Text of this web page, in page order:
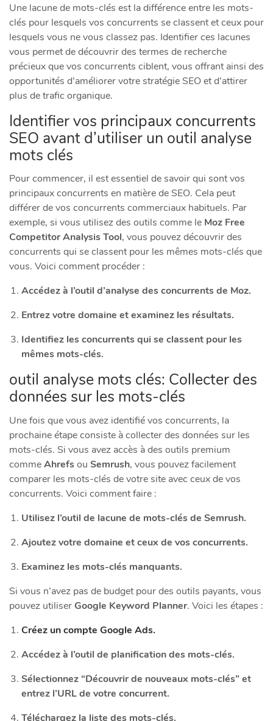
Une lacune de mots-clés est la différence entre les mots-
clés pour lesquels vos concurrents se classent et ceux pour
lesquels vous ne vous classez pas. Identifier ces lacunes
vous permet de découvrir des termes de recherche
précieux que vos concurrents ciblent, vous offrant ainsi des
opportunités d’améliorer votre stratégie SEO et d’attirer
plus de trafic organique.
Identifier vos principaux concurrents
SEO avant d’utiliser un outil analyse
mots clés
Pour commencer, il est essentiel de savoir qui sont vos
principaux concurrents en matière de SEO. Cela peut
différer de vos concurrents commerciaux habituels. Par
exemple, si vous utilisez des outils comme le Moz Free
Competitor Analysis Tool, vous pouvez découvrir des
concurrents qui se classent pour les mêmes mots-clés que
vous. Voici comment procéder :
Accédez à l’outil d’analyse des concurrents de Moz.
Entrez votre domaine et examinez les résultats.
Identifiez les concurrents qui se classent pour les
mêmes mots-clés.
outil analyse mots clés: Collecter des
données sur les mots-clés
Une fois que vous avez identifié vos concurrents, la
prochaine étape consiste à collecter des données sur les
mots-clés. Si vous avez accès à des outils premium
commeAhrefsou Semrush, vous pouvez facilement
comparer les mots-clés de votre site avec ceux de vos
concurrents. Voici comment faire :
Utilisez l’outil de lacune de mots-clés de Semrush.
Ajoutez votre domaine et ceux de vos concurrents.
Examinez les mots-clés manquants.
Si vous n’avez pas de budget pour des outils payants, vous
pouvez utiliser Google Keyword Planner. Voici les étapes :
Créez un compte Google Ads.
Accédez à l’outil de planification des mots-clés.
Sélectionnez “Découvrir de nouveaux mots-clés” et
entrez l’URL de votre concurrent.
Téléchargez la liste des mots-clés.